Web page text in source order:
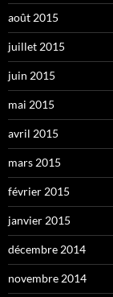
août 2015
juillet 2015
juin 2015
mai 2015
avril 2015
mars 2015
février 2015
janvier 2015
décembre 2014
novembre 2014